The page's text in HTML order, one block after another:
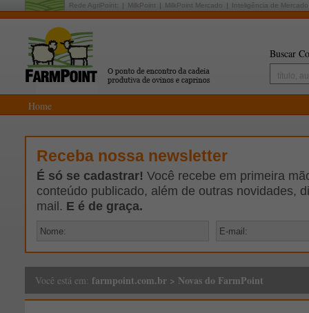
Rede AgriPoint: MilkPoint MilkPoint Mercado Inteligência de Mercado
Buscar
Home
Receba nossa newsletter
É só se cadastrar! Você recebe em primeira
conteúdo publicado, além de outras novidades,
mail. E é de graça.
Você está em: farmpoint.com.br > Novas do FarmPoint